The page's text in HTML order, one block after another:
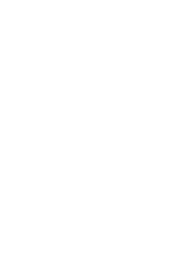
発送しています